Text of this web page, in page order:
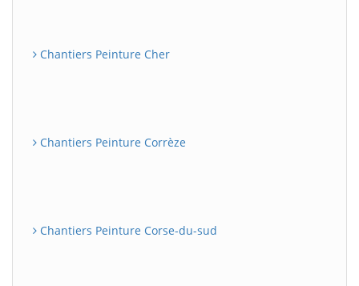
Chantiers Peinture Cher
Chantiers Peinture Corrèze
Chantiers Peinture Corse-du-sud